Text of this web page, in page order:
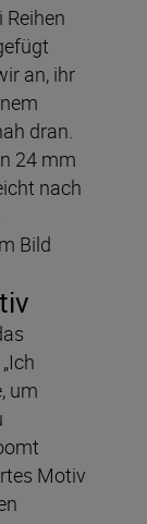
an, ihr
dran.
24 mm
nach
Bild
um
Motiv